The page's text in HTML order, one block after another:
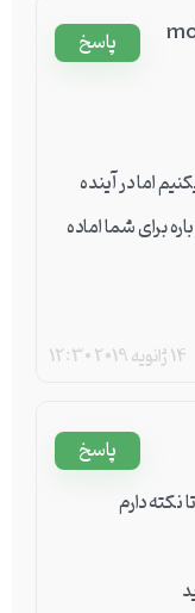
14 ژانویه 2019 12:30
اما در آینده
برای شما اماده
پاسخ
دارم
پاسخ